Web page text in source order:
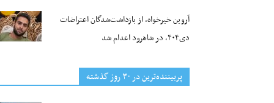
آروین خیرخواه، از بازداشت‌شدگان اعتراضات
دی۴۰۴، در شاهرود اعدام شد
پربیننده‌ترین‌ در ۳۰ روز گذشته